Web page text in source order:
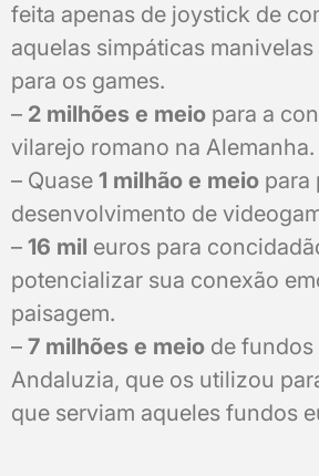
feita apenas de joystick de
aquelas simpáticas
para os games.
– 2 milhões e meio para a
vilarejo romano na Alemanha.
– Quase 1 milhão e meio para
desenvolvimento de
– 16 mil euros para
potencializar sua conexão
paisagem.
– 7 milhões e meio de fundos
Andaluzia, que os utilizou
que serviam aqueles fundos